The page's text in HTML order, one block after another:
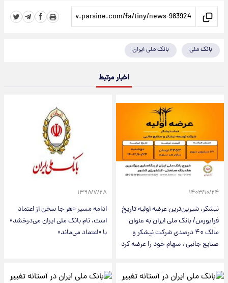
بانک ملی بانک ملی ایران
اخبار مرتبط
۱۴۰۳/۱۰/۲۴
نیشکر، شیرین‌ترین عرضه اولیه تاریخ
فرابورس/ بانک‌ ملی ایران به عنوان
مالک ۴۰ درصدی شرکت نیشکر و
صنایع جانبی ، سهام خود را عرضه کرد
۱۳۹۸/۷/۲۸
ادامه مسیر «هر جا سخن از اعتماد
است، نام بانک ملی ایران می‌درخشد»
با «اعتماد می‌ماند»